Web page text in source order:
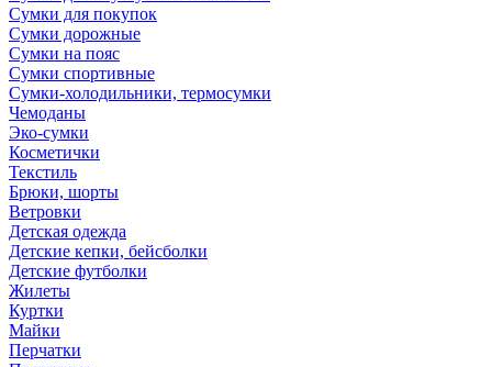
Сумки для покупок
Сумки дорожные
Сумки на пояс
Сумки спортивные
Сумки-холодильники, термосумки
Чемоданы
Эко-сумки
Косметички
Текстиль
Брюки, шорты
Ветровки
Детская одежда
Детские кепки, бейсболки
Детские футболки
Жилеты
Куртки
Майки
Перчатки